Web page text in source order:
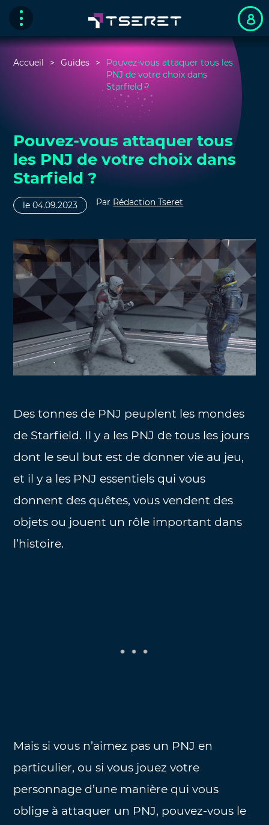
Accueil Guides
Pouvez-vous attaquer tous les
PNJ de votre choix dans
Starfield ?
Pouvez-vous attaquer tous
les PNJ de votre choix dans
Starfield ?
le 04.09.2023 Par Rédaction Tseret
Des tonnes de PNJ peuplent les mondes
de Starfield. Il y a les PNJ de tous les jours
dont le seul but est de donner vie au jeu,
et il y a les PNJ essentiels qui vous
donnent des quêtes, vous vendent des
objets ou jouent un rôle important dans
l’histoire.
Mais si vous n’aimez pas un PNJ en
particulier, ou si vous jouez votre
personnage d’une manière qui vous
oblige à attaquer un PNJ, pouvez-vous le